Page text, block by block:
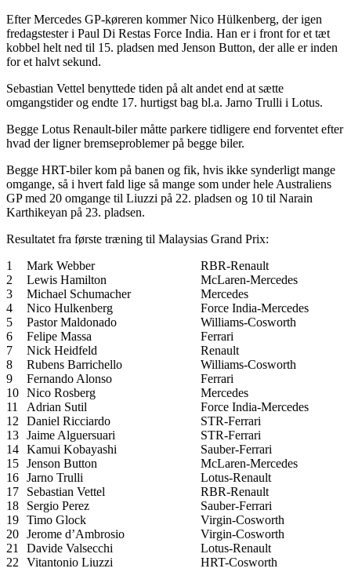
Efter Mercedes GP-køreren kommer Nico Hülkenberg, der igen
fredagstester i Paul Di Restas Force India. Han er i front for et tæt
kobbel helt ned til 15. pladsen med Jenson Button, der alle er inden
for et halvt sekund.
Sebastian Vettel benyttede tiden på alt andet end at sætte
omgangstider og endte 17. hurtigst bag bl.a. Jarno Trulli i Lotus.
Begge Lotus Renault-biler måtte parkere tidligere end forventet efter
hvad der ligner bremseproblemer på begge biler.
Begge HRT-biler kom på banen og fik, hvis ikke synderligt mange
omgange, så i hvert fald lige så mange som under hele Australiens
GP med 20 omgange til Liuzzi på 22. pladsen og 10 til Narain
Karthikeyan på 23. pladsen.
Resultatet fra første træning til Malaysias Grand Prix:
1
Mark Webber
RBR-Renault
2
Lewis Hamilton
McLaren-Mercedes
3
Michael Schumacher
Mercedes
4
Nico Hulkenberg
Force India-Mercedes
5
Pastor Maldonado
Williams-Cosworth
6
Felipe Massa
Ferrari
7
Nick Heidfeld
Renault
8
Rubens Barrichello
Williams-Cosworth
9
Fernando Alonso
Ferrari
10 Nico Rosberg
Mercedes
11
Adrian Sutil
Force India-Mercedes
12
Daniel Ricciardo
STR-Ferrari
13 Jaime Alguersuari
STR-Ferrari
14 Kamui Kobayashi
Sauber-Ferrari
15 Jenson Button
McLaren-Mercedes
16 Jarno Trulli
Lotus-Renault
17
Sebastian Vettel
RBR-Renault
18
Sergio Perez
Sauber-Ferrari
19 Timo Glock
Virgin-Cosworth
20 Jerome d’Ambrosio
Virgin-Cosworth
21
Davide Valsecchi
Lotus-Renault
22
Vitantonio Liuzzi
HRT-Cosworth